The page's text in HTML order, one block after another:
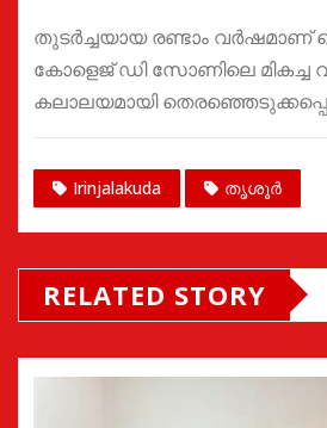
തുടർച്ചയായ രണ്ടാം
കോളെജ് ഡി സോണിലെ മികച്ച
കലാലയമായി
Irinjalakuda തൃശൂർ
RELATED STORY